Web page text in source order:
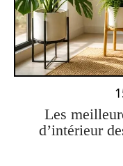
Les
d’intérieur